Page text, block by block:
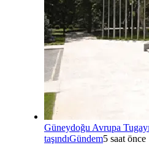
Güneydoğu Avrupa
taşındıGündem5 saat önce